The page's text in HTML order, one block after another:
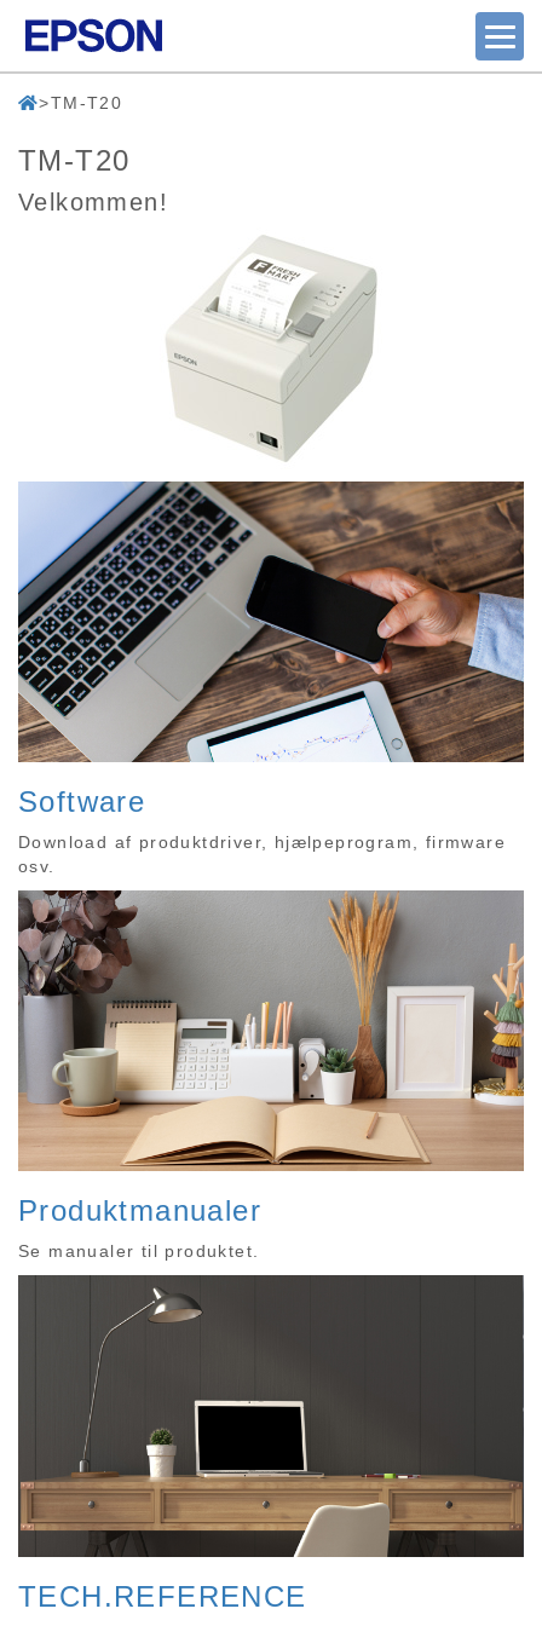
TM-T20
TM-T20
Velkommen!
Software
Download af produktdriver, hjælpeprogram, firmware
osv.
Produktmanualer
Se manualer til produktet.
TECH.REFERENCE